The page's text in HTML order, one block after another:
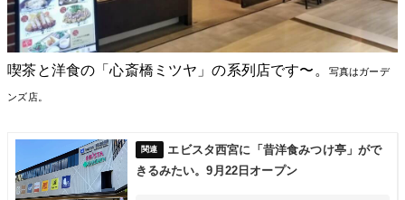
喫茶と洋食の「心斎橋ミツヤ」の系列店です〜。 写真はガーデ
ンズ店。
エビスタ西宮に「昔洋食みつけ亭」がで
きるみたい。9月22日オープン